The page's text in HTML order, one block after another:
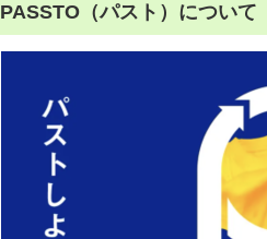
PASSTO（パスト）について